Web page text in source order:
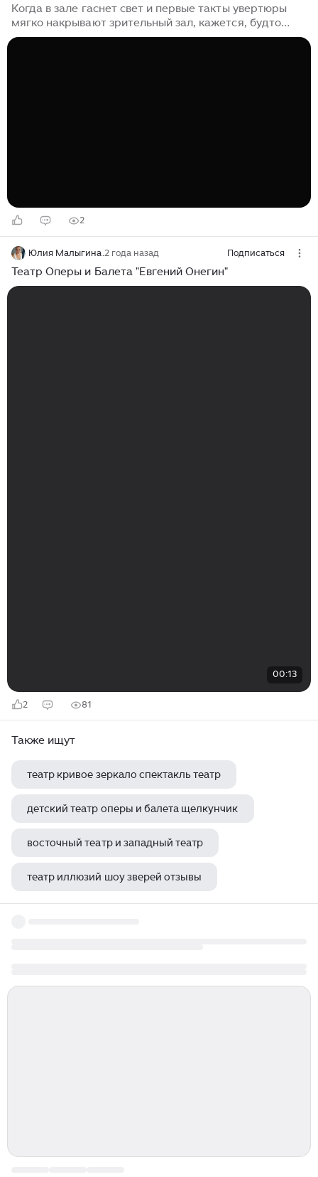
Когда в зале гаснет свет и первые такты увертюры
мягко накрывают зрительный зал, кажется, будто
время делает едва уловимый шаг назад. Не в
2
Юлия Малыгина.2 года назад Подписаться
Театр Оперы и Балета "Евгений Онегин"
00:13
2 81
Также ищут
театр кривое зеркало спектакль театр
детский театр оперы и балета щелкунчик
восточный театр и западный театр
театр иллюзий шоу зверей отзывы